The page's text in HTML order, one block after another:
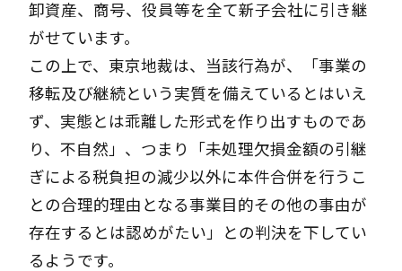
卸資産、商号、役員等を全て新子会社に引き継
がせています。
この上で、東京地裁は、当該行為が、「事業の
移転及び継続という実質を備えているとはいえ
ず、実態とは乖離した形式を作り出すものであ
り、不自然」、つまり「未処理欠損金額の引継
ぎによる税負担の減少以外に本件合併を行うこ
との合理的理由となる事業目的その他の事由が
存在するとは認めがたい」との判決を下してい
るようです。